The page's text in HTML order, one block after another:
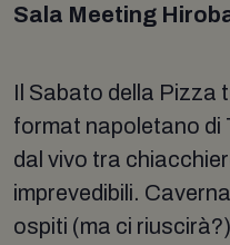
Sala Meeting
Il Sabato della Pizza
format napoletano di
dal vivo tra
imprevedibili.
ospiti (ma ci